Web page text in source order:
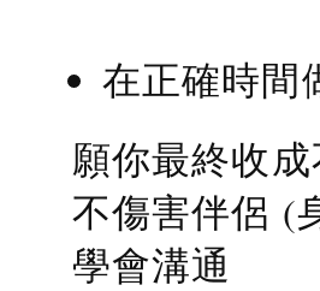
在正確時間
願你最終收
不傷害伴侶 (
學會溝通